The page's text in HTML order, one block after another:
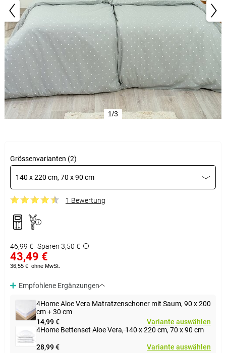
1/3
Grössenvarianten (2)
140 x 220 cm, 70 x 90 cm
1 Bewertung
46,99 € Sparen 3,50 €
43,49 €
36,55 € ohne MwSt.
Empfohlene Ergänzungen
4Home Aloe Vera Matratzenschoner mit Saum, 90 x 200
cm + 30 cm
14,99 €
Variante auswählen
4Home Bettenset Aloe Vera, 140 x 220 cm, 70 x 90 cm
28,99 € Variante auswählen